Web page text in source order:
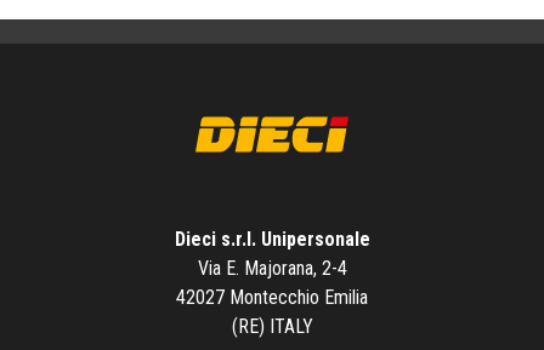
Dieci s.r.l. Unipersonale
Via E. Majorana, 2-4
42027 Montecchio Emilia
(RE) ITALY